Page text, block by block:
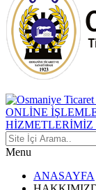
ONLİNE
HİZMETLERİMİZ
Menu
ANASAYFA